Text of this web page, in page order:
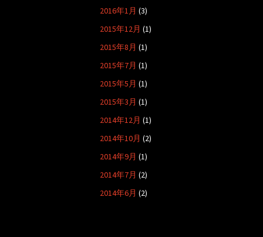
2016年1月 (3)
2015年12月 (1)
2015年8月 (1)
2015年7月 (1)
2015年5月 (1)
2015年3月 (1)
2014年12月 (1)
2014年10月 (2)
2014年9月 (1)
2014年7月 (2)
2014年6月 (2)